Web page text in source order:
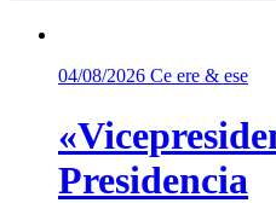
04/08/2026 Ce ere & ese
Presidencia